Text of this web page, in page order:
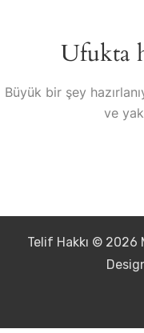
Ufukta
Büyük bir şey
ve
Telif Hakkı © 2026